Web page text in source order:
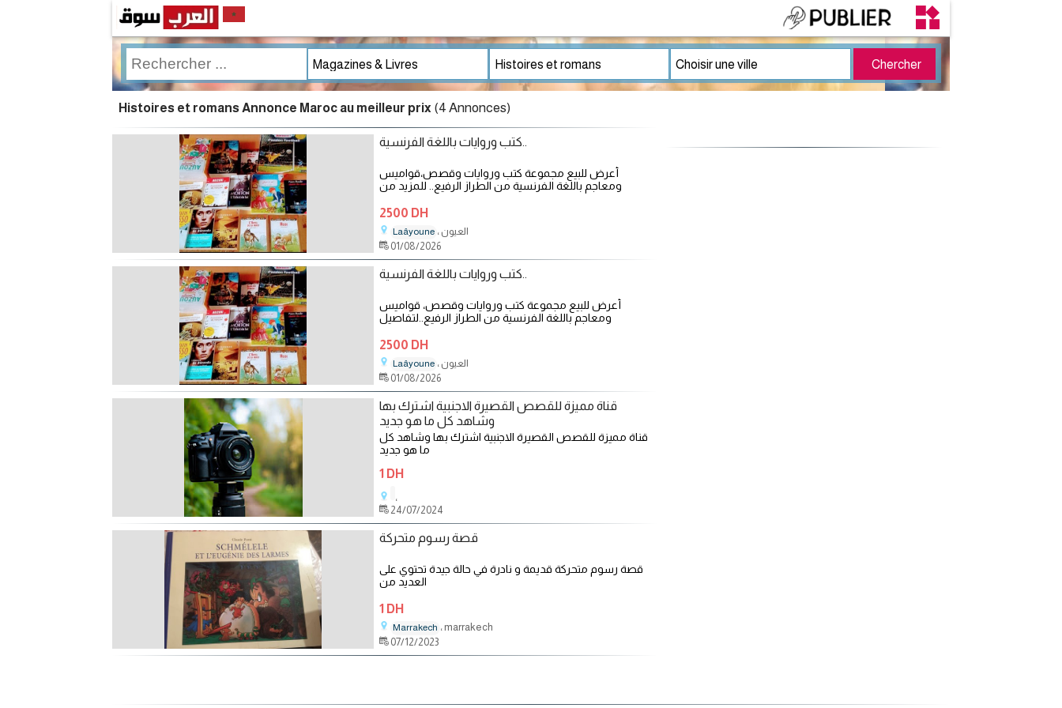
Histoires et romans Annonce Maroc au meilleur prix (4 Annonces)
كتب وروايات باللغة الفرنسية..
أعرض للبيع مجموعة كتب وروايات وقصص،قواميس
ومعاجم باللغة الفرنسية من الطراز الرفيع.. للمزيد من
2500 DH
Laâyoune
، العيون
01/08/2026
كتب وروايات باللغة الفرنسية..
أعرض للبيع مجموعة كتب وروايات وقصص، قواميس
ومعاجم باللغة الفرنسية من الطراز الرفيع..لتفاصيل
2500 DH
Laâyoune
، العيون
01/08/2026
قناة مميزة للقصص القصيرة الاجنبية اشترك بها
وشاهد كل ما هو جديد
قناة مميزة للقصص القصيرة الاجنبية اشترك بها وشاهد كل
ما هو جديد
1 DH
،
24/07/2024
قصة رسوم متحركة
قصة رسوم متحركة قديمة و نادرة في حالة جيدة تحتوي على
العديد من
1 DH
Marrakech ، marrakech
07/12/2023